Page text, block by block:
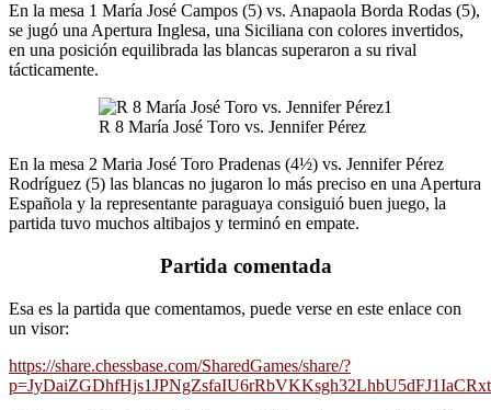
En la mesa 1 María José Campos (5) vs. Anapaola Borda Rodas (5),
se jugó una Apertura Inglesa, una Siciliana con colores invertidos,
en una posición equilibrada las blancas superaron a su rival
tácticamente.
R 8 María José Toro vs. Jennifer Pérez
En la mesa 2 Maria José Toro Pradenas (4½) vs. Jennifer Pérez
Rodríguez (5) las blancas no jugaron lo más preciso en una Apertura
Española y la representante paraguaya consiguió buen juego, la
partida tuvo muchos altibajos y terminó en empate.
Partida comentada
Esa es la partida que comentamos, puede verse en este enlace con
un visor:
https://share.chessbase.com/SharedGames/share/?